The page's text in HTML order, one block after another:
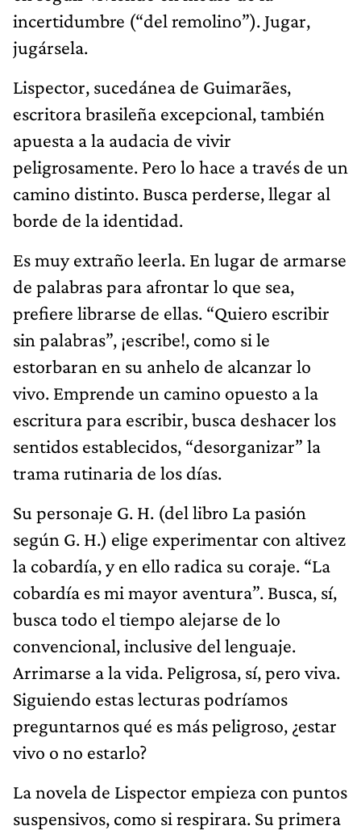
incertidumbre (“del remolino”). Jugar,
jugársela.
Lispector, sucedánea de Guimarães,
escritora brasileña excepcional, también
apuesta a la audacia de vivir
peligrosamente. Pero lo hace a través de un
camino distinto. Busca perderse, llegar al
borde de la identidad.
Es muy extraño leerla. En lugar de armarse
de palabras para afrontar lo que sea,
prefiere librarse de ellas. “Quiero escribir
sin palabras”, ¡escribe!, como si le
estorbaran en su anhelo de alcanzar lo
vivo. Emprende un camino opuesto a la
escritura para escribir, busca deshacer los
sentidos establecidos, “desorganizar” la
trama rutinaria de los días.
Su personaje G. H. (del libro La pasión
según G. H.) elige experimentar con altivez
la cobardía, y en ello radica su coraje. “La
cobardía es mi mayor aventura”. Busca, sí,
busca todo el tiempo alejarse de lo
convencional, inclusive del lenguaje.
Arrimarse a la vida. Peligrosa, sí, pero viva.
Siguiendo estas lecturas podríamos
preguntarnos qué es más peligroso, ¿estar
vivo o no estarlo?
La novela de Lispector empieza con puntos
suspensivos, como si respirara. Su primera